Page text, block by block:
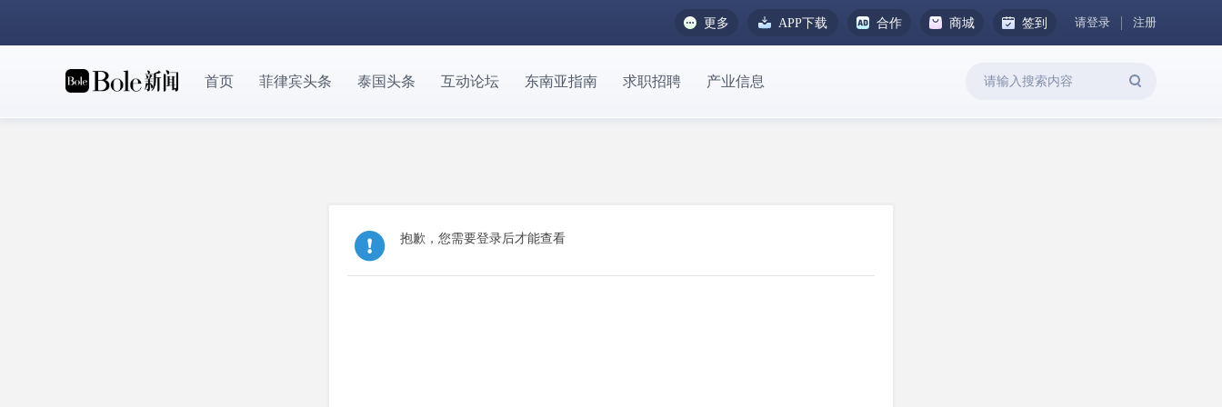
更多 APP下载 合作 商城 签到 请登录 注册
首页 菲律宾头条 泰国头条 互动论坛 东南亚指南 求职招聘 产业信息
抱歉，您需要登录后才能查看